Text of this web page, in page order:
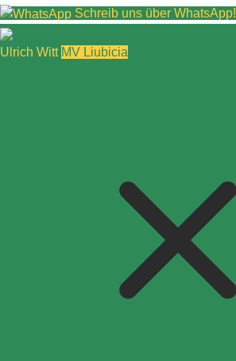
Schreib uns über WhatsApp!
Ulrich Witt MV Liubicia